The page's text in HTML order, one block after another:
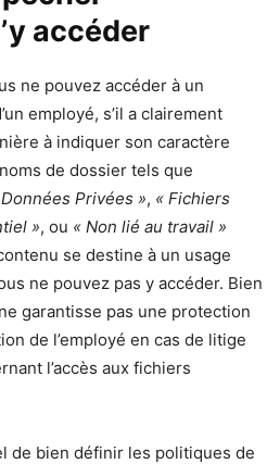
accéder
ne pouvez accéder à un
employé, s’il a clairement
à indiquer son caractère
de dossier tels que
Privées », « Fichiers
», ou « Non lié au travail »
se destine à un usage
ne pouvez pas y accéder. Bien
garantisse pas une protection
de l’employé en cas de litige
l’accès aux fichiers
de bien définir les politiques de